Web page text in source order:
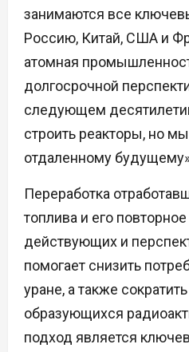
занимаются все
Россию, Китай, США и
атомная
долгосрочной
следующем
строить реакторы, но
отдаленному
Переработка
топлива и его
действующих и
помогает снизить
уране, а также
образующихся
подход является